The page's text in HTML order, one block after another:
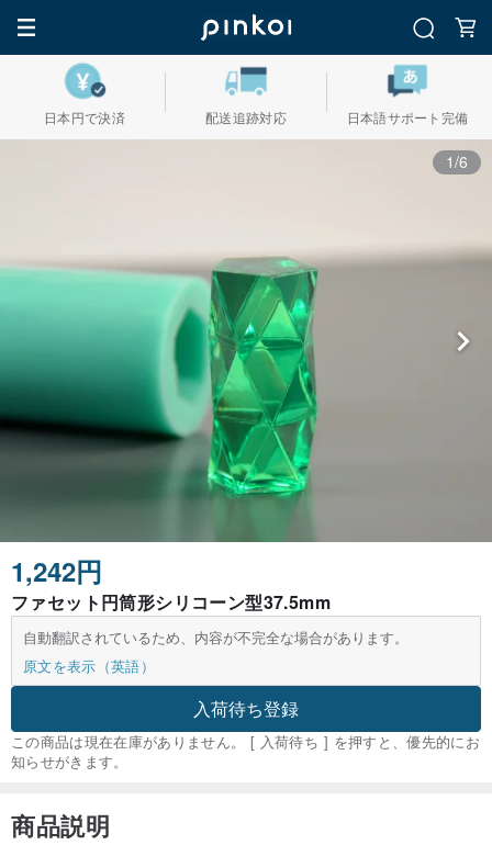
日本円で決済 配送追跡対応 日本語サポート完備
1/6
1,242円
ファセット円筒形シリコーン型37.5mm
自動翻訳されているため、内容が不完全な場合があります。
原文を表示（英語）
入荷待ち登録
この商品は現在在庫がありません。 [ 入荷待ち ] を押すと、優先的にお
知らせがきます。
商品説明